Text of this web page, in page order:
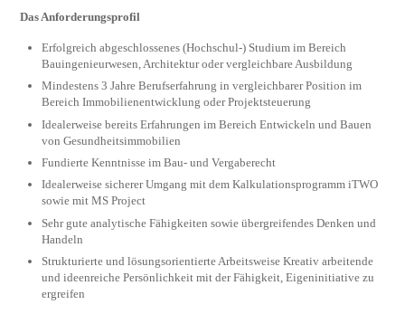
Das Anforderungsprofil
Erfolgreich abgeschlossenes (Hochschul-) Studium im Bereich
Bauingenieurwesen, Architektur oder vergleichbare Ausbildung
Mindestens 3 Jahre Berufserfahrung in vergleichbarer Position im
Bereich Immobilienentwicklung oder Projektsteuerung
Idealerweise bereits Erfahrungen im Bereich Entwickeln und Bauen
von Gesundheitsimmobilien
Fundierte Kenntnisse im Bau- und Vergaberecht
Idealerweise sicherer Umgang mit dem Kalkulationsprogramm iTWO
sowie mit MS Project
Sehr gute analytische Fähigkeiten sowie übergreifendes Denken und
Handeln
Strukturierte und lösungsorientierte Arbeitsweise Kreativ arbeitende
und ideenreiche Persönlichkeit mit der Fähigkeit, Eigeninitiative zu
ergreifen